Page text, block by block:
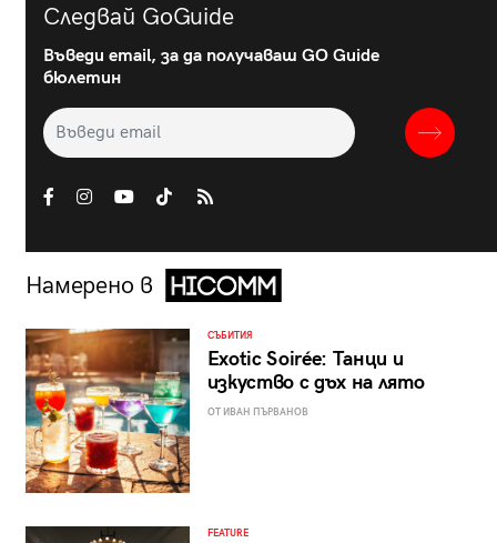
Следвай GoGuide
Въведи email, за да получаваш GO Guide
бюлетин
Намерено в
СЪБИТИЯ
Exotic Soirée: Танци и
изкуство с дъх на лято
ОТ ИВАН ПЪРВАНОВ
FEATURE